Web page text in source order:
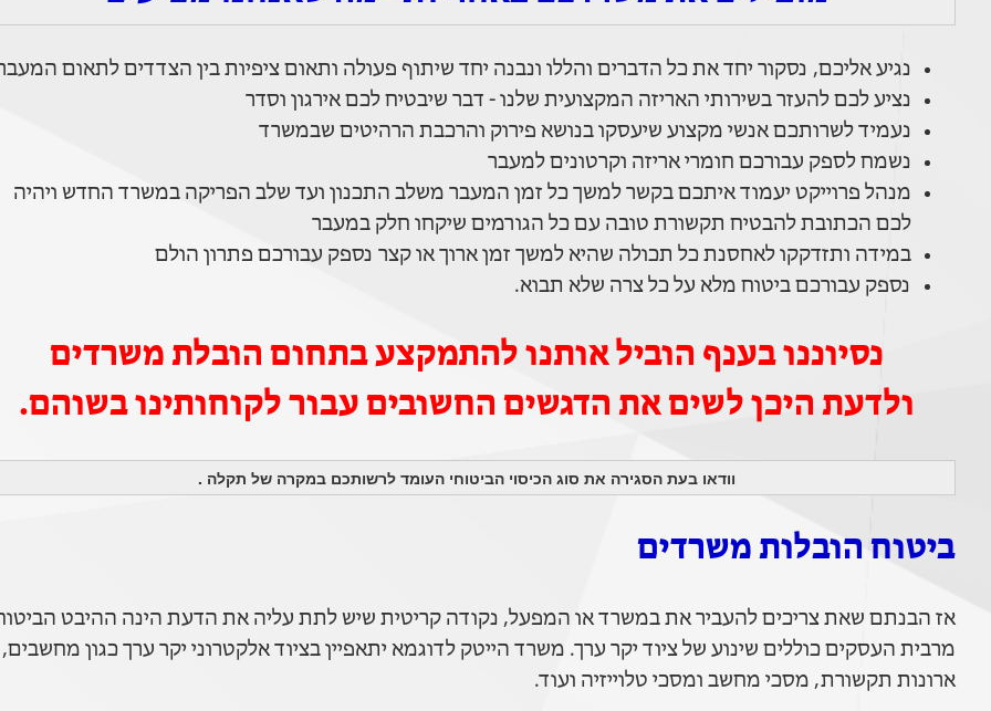
נגיע אליכם, נסקור יחד את כל הדברים והללו ונבנה יחד שיתוף פעולה ותאום ציפיות בין הצדדים לתאום
נציע לכם להעזר בשירותי האריזה המקצועית שלנו - דבר שיבטיח לכם אירגון וסדר
נעמיד לשרותכם אנשי מקצוע שיעסקו בנושא פירוק והרכבת הרהיטים שבמשרד
נשמח לספק עבורכם חומרי אריזה וקרטונים למעבר
מנהל פרוייקט יעמוד איתכם בקשר למשך כל זמן המעבר משלב התכנון ועד שלב הפריקה במשרד החדש ויהיה
לכם הכתובת להבטיח תקשורת טובה עם כל הגורמים שיקחו חלק במעבר
במידה ותזדקקו לאחסנת כל תכולה שהיא למשך זמן ארוך או קצר נספק עבורכם פתרון הולם
נספק עבורכם ביטוח מלא על כל צרה שלא תבוא.
נסיוננו בענף הוביל אותנו להתמקצע בתחום הובלת משרדים
ולדעת היכן לשים את הדגשים החשובים עבור לקוחותינו בשוהם.
וודאו בעת הסגירה את סוג הכיסוי הביטוחי העומד לרשותכם במקרה של תקלה .
ביטוח הובלות משרדים
אז הבנתם שאת צריכים להעביר את במשרד או המפעל, נקודה קריטית שיש לתת עליה את הדעת הינה ההיבט
מרבית העסקים כוללים שינוע של ציוד יקר ערך. משרד הייטק לדוגמא יתאפיין בציוד אלקטרוני יקר ערך כגון מחשבים,
ארונות תקשורת, מסכי מחשב ומסכי טלוייזיה ועוד.